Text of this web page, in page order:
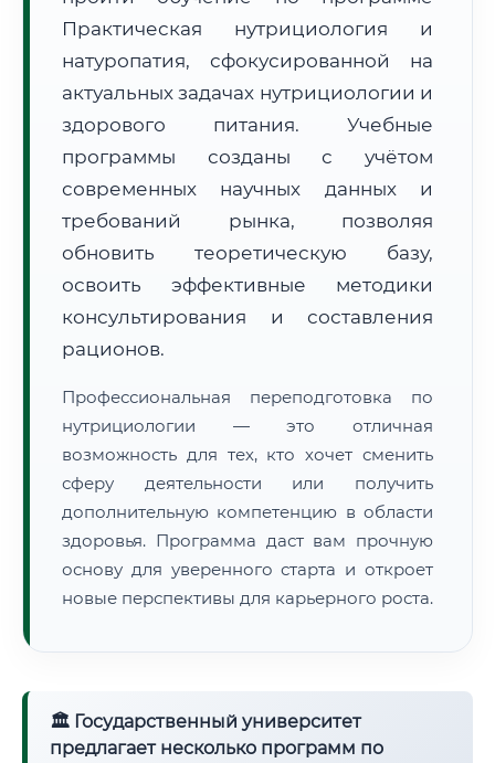
• Маршрут транзита:~1 913 км
• Экспресс-доставка СДЭК / Почтой:3–5 рабочих дней
📜 Документы и аккредитация ФИС ФРДО
🔍Нажмите на документ для увеличения и просмотра
Практическая нутрициология и
натуропатия, сфокусированной на
актуальных задачах нутрициологии и
здорового питания. Учебные
программы созданы с учётом
современных научных данных и
требований рынка, позволяя
обновить теоретическую базу,
освоить эффективные методики
консультирования и составления
рационов.
Профессиональная переподготовка по
нутрициологии — это отличная
возможность для тех, кто хочет сменить
сферу деятельности или получить
дополнительную компетенцию в области
здоровья. Программа даст вам прочную
основу для уверенного старта и откроет
новые перспективы для карьерного роста.
🏛 Государственный университет
предлагает несколько программ по